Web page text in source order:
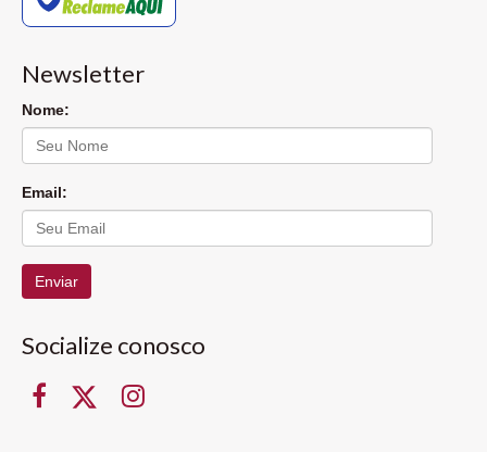
Newsletter
Nome:
Email:
Enviar
Socialize conosco